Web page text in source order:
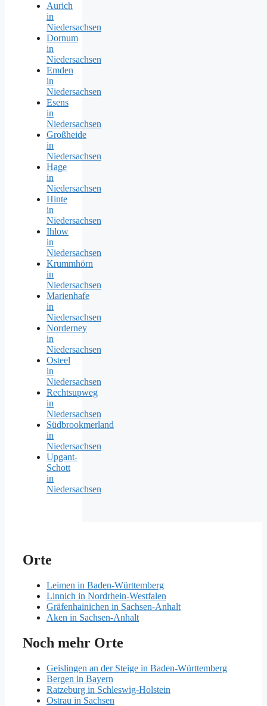
Aurich
in
Niedersachsen
Dornum
in
Niedersachsen
Emden
in
Niedersachsen
Esens
in
Niedersachsen
Großheide
in
Niedersachsen
Hage
in
Niedersachsen
Hinte
in
Niedersachsen
Ihlow
in
Niedersachsen
Krummhörn
in
Niedersachsen
Marienhafe
in
Niedersachsen
Norderney
in
Niedersachsen
Osteel
in
Niedersachsen
Rechtsupweg
in
Niedersachsen
Südbrookmerland
in
Niedersachsen
Upgant-
Schott
in
Niedersachsen
Orte
Leimen in Baden-Württemberg
Linnich in Nordrhein-Westfalen
Gräfenhainichen in Sachsen-Anhalt
Aken in Sachsen-Anhalt
Noch mehr Orte
Geislingen an der Steige in Baden-Württemberg
Bergen in Bayern
Ratzeburg in Schleswig-Holstein
Ostrau in Sachsen